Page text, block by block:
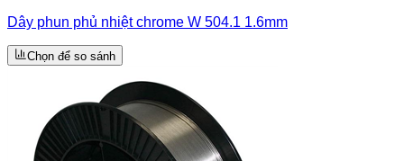
Dây phun phủ nhiệt chrome W 504.1 1.6mm
Chọn để so sánh